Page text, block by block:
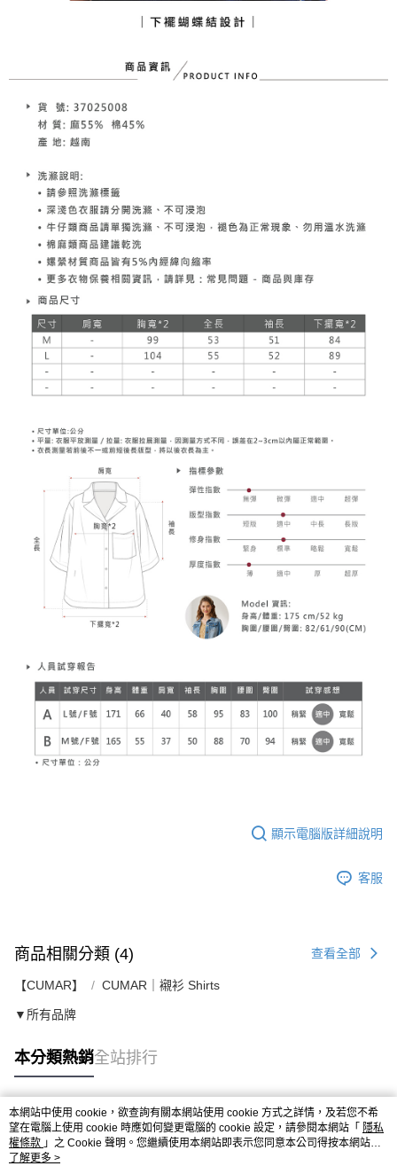
顯示電腦版詳細說明
客服
商品相關分類 (4) 查看全部
【CUMAR】 CUMAR｜襯衫 Shirts
▼所有品牌
本分類熱銷全站排行
熱門標籤
本網站中使用 cookie，欲查詢有關本網站使用 cookie 方式之詳情，及若您不希
望在電腦上使用 cookie 時應如何變更電腦的 cookie 設定，請參閱本網站「 隱私
權條款 」之 Cookie 聲明。您繼續使用本網站即表示您同意本公司得按本網站使
用條款之 Cookie 聲明使用 cookie。
了解更多 >